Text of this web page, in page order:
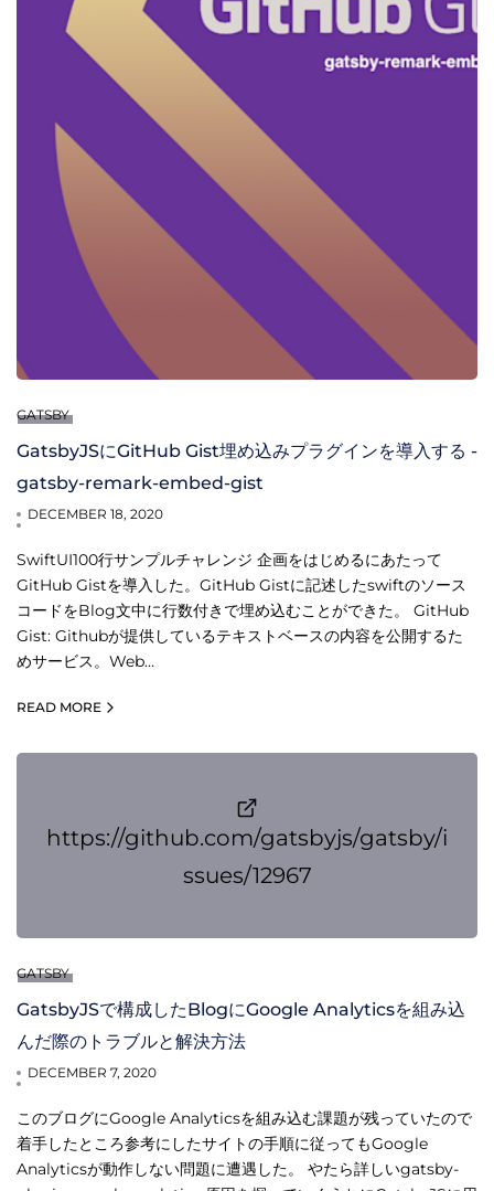
GATSBY
GatsbyJSにGitHub Gist埋め込みプラグインを導入する -
gatsby-remark-embed-gist
DECEMBER 18, 2020
SwiftUI100行サンプルチャレンジ 企画をはじめるにあたって
GitHub Gistを導入した。GitHub Gistに記述したswiftのソース
コードをBlog文中に行数付きで埋め込むことができた。 GitHub
Gist: Githubが提供しているテキストベースの内容を公開するた
めサービス。Web…
READ MORE
https://github.com/gatsbyjs/gatsby/i
ssues/12967
GATSBY
GatsbyJSで構成したBlogにGoogle Analyticsを組み込
んだ際のトラブルと解決方法
DECEMBER 7, 2020
このブログにGoogle Analyticsを組み込む課題が残っていたので
着手したところ参考にしたサイトの手順に従ってもGoogle
Analyticsが動作しない問題に遭遇した。 やたら詳しいgatsby-